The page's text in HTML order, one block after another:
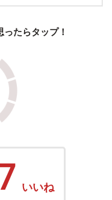
たらタップ！
いいね